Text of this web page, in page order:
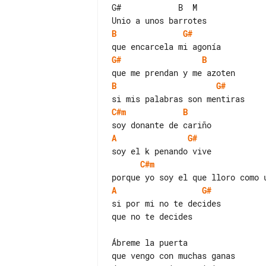
G#            B  M
B
G#
G#
B
B
G#
C#m
B
A
G#
C#m
A
G#
si por mi no te decides
que no te decides
Ábreme la puerta
que vengo con muchas ganas